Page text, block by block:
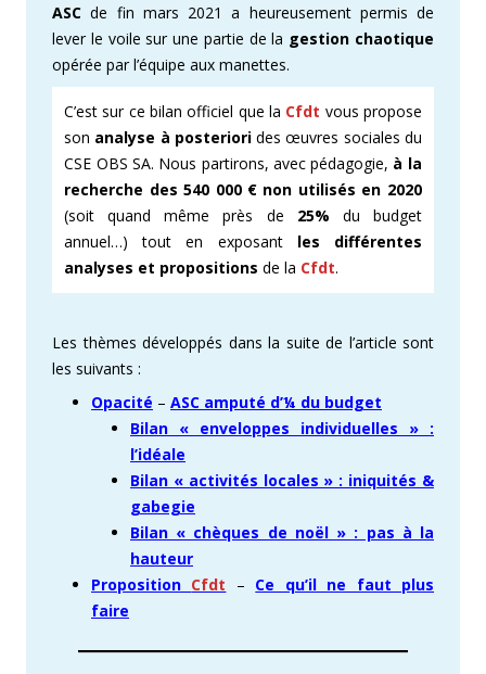
ASCde fin mars 2021 a heureusement permis de
lever le voile sur une partie de la gestion chaotique
opérée par l’équipe aux manettes.
C’est sur ce bilan officiel que la Cfdt vous propose
son analyse à posteriorides œuvres sociales du
CSE OBS SA. Nous partirons, avec pédagogie, à la
recherche des 540 000 € non utilisés en 2020
(soit quand même près de 25% du budget
annuel…) tout en exposant les différentes
analyses et propositions de la Cfdt.
Les thèmes développés dans la suite de l’article sont
les suivants :
Opacité – ASC amputé d’¼ du budget
Bilan « enveloppes individuelles » :
l’idéale
Bilan « activités locales » : iniquités &
gabegie
Bilan « chèques de noël » : pas à la
hauteur
Proposition Cfdt – Ce qu’il ne faut plus
faire